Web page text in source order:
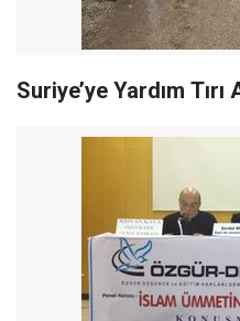
Suriye’ye Yardım Tırı